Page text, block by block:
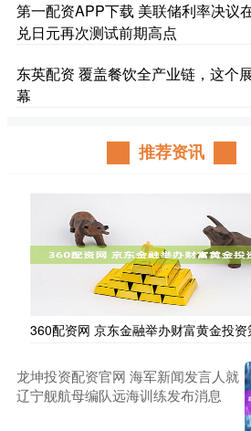
第一配资APP下载 美联储利率决议
兑日元再次测试前期高点
东英配资 覆盖餐饮全产业链，这个
幕
推荐资讯
360配资网 京东金融举办财富黄金投资
龙坤投资配资官网 海军新闻发言人就
辽宁舰航母编队远海训练发布消息